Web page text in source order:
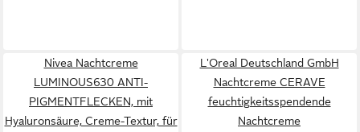
Nivea Nachtcreme
LUMINOUS630 ANTI-
PIGMENTFLECKEN, mit
Hyaluronsäure, Creme-Textur, für
L'Oreal Deutschland GmbH
Nachtcreme CERAVE
feuchtigkeitsspendende
Nachtcreme